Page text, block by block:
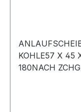
KOHLE57 X 45
180NACH